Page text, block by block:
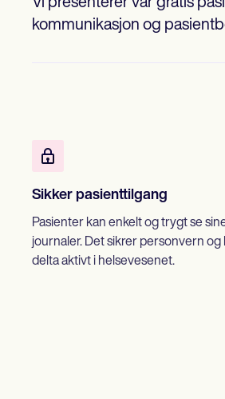
Vi presenterer vår gratis
kommunikasjon og
Sikker pasienttilgang
Pasienter kan enkelt og trygt se
journaler. Det sikrer personvern og
delta aktivt i helsevesenet.